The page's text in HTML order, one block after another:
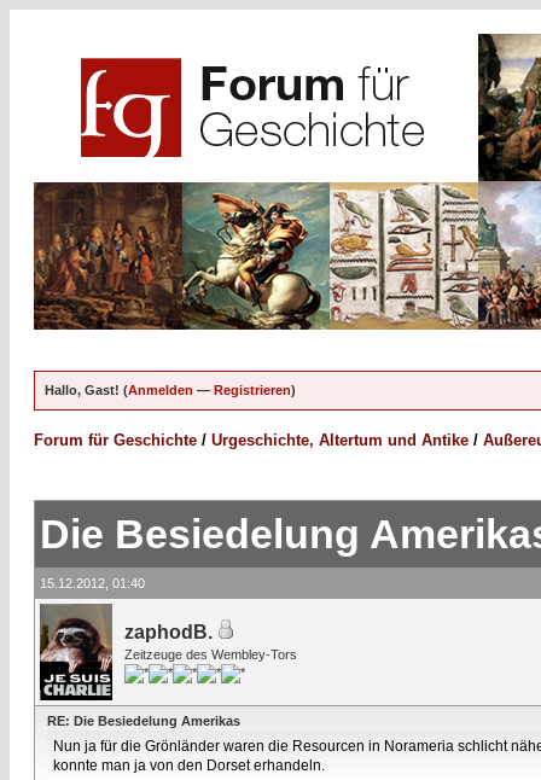
Hallo, Gast! (Anmelden — Registrieren)
Forum für Geschichte / Urgeschichte, Altertum und Antike /
Die Besiedelung
15.12.2012, 01:40
zaphodB.
Zeitzeuge des Wembley-Tors
RE: Die Besiedelung Amerikas
Nun ja für die Grönländer waren die Resourcen in Norameria schlicht
konnte man ja von den Dorset erhandeln.